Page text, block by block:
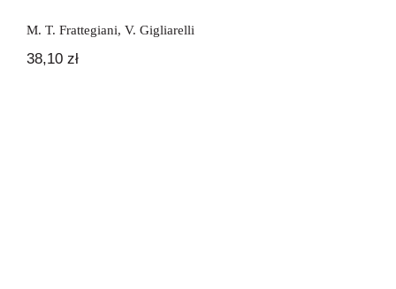
M. T. Frattegiani, V. Gigliarelli
38,10 zł